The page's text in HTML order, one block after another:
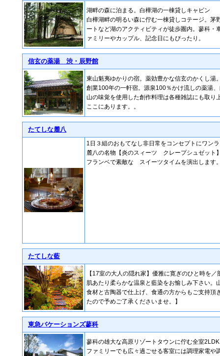
湖畔の森に泊まる。白樺湖の一棟貸しキャビン
白樺湖畔の明るい森に佇む一棟貸しコテージ。茅
ートなど湖のアクティビティが徒歩圏内。蓼科・
ァミリーやカップル、記念日にもぴったり。
信玄の薬湯 渋・辰野館
東山魁夷ゆかりの宿。薬効豊かな信玄のかくし湯
創業100年の一軒宿。源泉100％かけ流しの薬湯
山の味覚を使用した創作料理は各種雑誌にも取り
ここにあります。。
たてしな麓八
1日３組のおもてなし非日常をコンセプトにワン
麓八の名物【炎のスィーツ クレープシュゼッ
フランベで素敵な スイーツタイムを演出します
たてしな藍
【17室の大人の隠れ家】優雅に寛ぎのひと時を／
肌あたり柔らかな温泉と藍染をお愉しみ下さい。
食材と古陶器で仕上げ、食通の方からもご支持頂
たので予めご了承くださいませ。】
東急バケーションズ蓼科
蓼科の雄大な高原リゾートタウンに佇む全室
ファミリーでも広々過ごせる客室には調理家電や